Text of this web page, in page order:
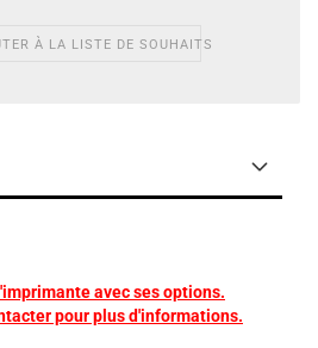
À LA LISTE DE SOUHAITS
avec ses options.
pour plus d'informations.